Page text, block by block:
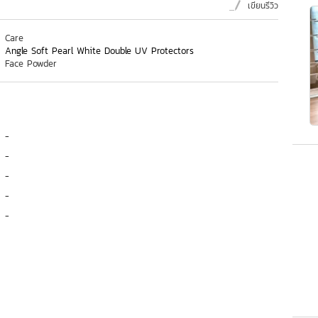
เขียนรีวิว
Care
Angle Soft Pearl White Double UV Protectors
Face Powder
-
-
-
-
-